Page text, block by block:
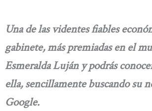
Una de las videntes fiables
gabinete, más premiadas en el
Esmeralda Luján y podrás
ella, sencillamente buscando su
Google.